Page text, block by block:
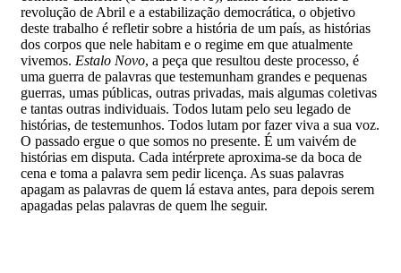
revolução de Abril e a estabilização democrática, o objetivo
deste trabalho é refletir sobre a história de um país, as histórias
dos corpos que nele habitam e o regime em que atualmente
vivemos. Estalo Novo, a peça que resultou deste processo, é
uma guerra de palavras que testemunham grandes e pequenas
guerras, umas públicas, outras privadas, mais algumas coletivas
e tantas outras individuais. Todos lutam pelo seu legado de
histórias, de testemunhos. Todos lutam por fazer viva a sua voz.
O passado ergue o que somos no presente. É um vaivém de
histórias em disputa. Cada intérprete aproxima-se da boca de
cena e toma a palavra sem pedir licença. As suas palavras
apagam as palavras de quem lá estava antes, para depois serem
apagadas pelas palavras de quem lhe seguir.